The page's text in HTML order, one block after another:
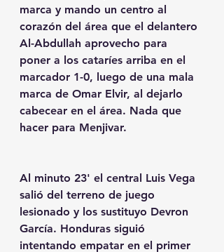
marca y mando un centro al
corazón del área que el delantero
Al-Abdullah aprovecho para
poner a los cataríes arriba en el
marcador 1-0, luego de una mala
marca de Omar Elvir, al dejarlo
cabecear en el área. Nada que
hacer para Menjivar.
Al minuto 23' el central Luis Vega
salió del terreno de juego
lesionado y los sustituyo Devron
García. Honduras siguió
intentando empatar en el primer